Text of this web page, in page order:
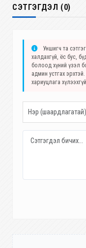
СЭТГЭГДЭЛ (0)
Уншигч та
халдахгүй, ёс бус,
болоод хүний үзэл
админ устгах
хариуцлага хүлээхгүй.